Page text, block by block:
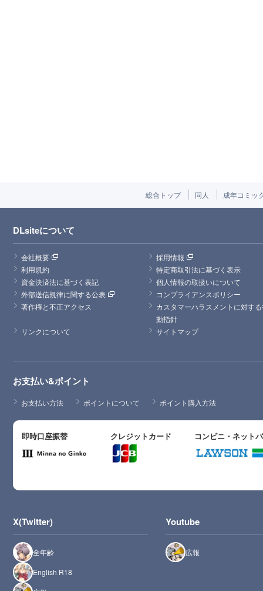
総合トップ 同人 成年コミッ
DLsiteについて
会社概要
採用情報
利用規約
特定商取引法に基づく表示
資金決済法に基づく表記
個人情報の取扱いについて
外部送信規律に関する公表
コンプライアンスポリシー
著作権と不正アクセス
カスタマーハラスメントに対す
動指針
リンクについて
サイトマップ
お支払い&ポイント
お支払い方法 ポイントについて ポイント購入方法
即時口座振替 クレジットカード コンビニ・ネット
X(Twitter)
全年齢
English R18
Youtube
広報